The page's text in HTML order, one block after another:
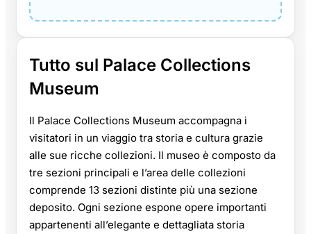
Tutto sul Palace Collections
Museum
Il Palace Collections Museum accompagna i
visitatori in un viaggio tra storia e cultura grazie
alle sue ricche collezioni. Il museo è composto da
tre sezioni principali e l’area delle collezioni
comprende 13 sezioni distinte più una sezione
deposito. Ogni sezione espone opere importanti
appartenenti all’elegante e dettagliata storia